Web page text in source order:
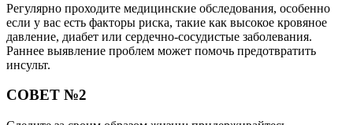
Регулярно проходите медицинские обследования, особенно
если у вас есть факторы риска, такие как высокое кровяное
давление, диабет или сердечно-сосудистые заболевания.
Раннее выявление проблем может помочь предотвратить
инсульт.
СОВЕТ №2